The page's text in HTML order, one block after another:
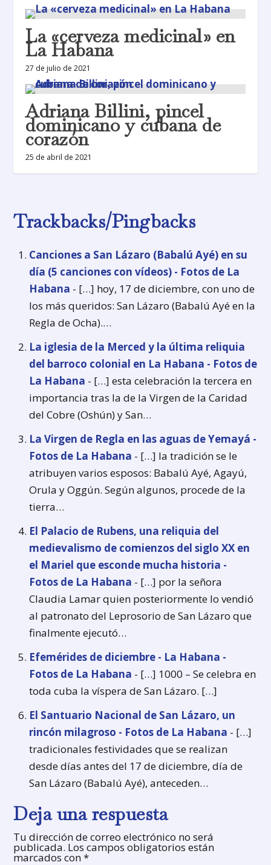
La «cerveza medicinal» en
La Habana
27 de julio de 2021
Adriana Billini, pincel
dominicano y cubana de
corazón
25 de abril de 2021
Trackbacks/Pingbacks
Canciones a San Lázaro (Babalú Ayé) en su
día (5 canciones con vídeos) - Fotos de La
Habana - […] hoy, 17 de diciembre, con uno de
los más queridos: San Lázaro (Babalú Ayé en la
Regla de Ocha).…
La iglesia de la Merced y la última reliquia
del barroco colonial en La Habana - Fotos de
La Habana - […] esta celebración la tercera en
importancia tras la de la Virgen de la Caridad
del Cobre (Oshún) y San…
La Virgen de Regla en las aguas de Yemayá -
Fotos de La Habana - […] la tradición se le
atribuyen varios esposos: Babalú Ayé, Agayú,
Orula y Oggún. Según algunos, procede de la
tierra…
El Palacio de Rubens, una reliquia del
medievalismo de comienzos del siglo XX en
el Mariel que esconde mucha historia -
Fotos de La Habana - […] por la señora
Claudia Lamar quien posteriormente lo vendió
al patronato del Leprosorio de San Lázaro que
finalmente ejecutó…
Efemérides de diciembre - La Habana -
Fotos de La Habana - […] 1000 – Se celebra en
toda cuba la víspera de San Lázaro. […]
El Santuario Nacional de San Lázaro, un
rincón milagroso - Fotos de La Habana - […]
tradicionales festividades que se realizan
desde días antes del 17 de diciembre, día de
San Lázaro (Babalú Ayé), anteceden…
Deja una respuesta
Tu dirección de correo electrónico no será
publicada. Los campos obligatorios están
marcados con*